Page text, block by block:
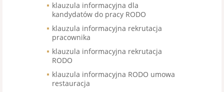
klauzula informacyjna dla
kandydatów do pracy RODO
klauzula informacyjna rekrutacja
pracownika
klauzula informacyjna rekrutacja
RODO
klauzula informacyjna RODO umowa
restauracja